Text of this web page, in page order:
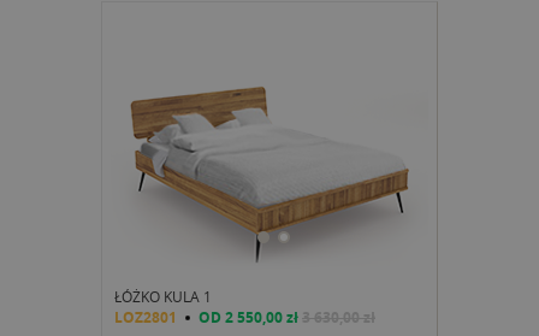
ŁÓŻKO KULA 1
LOZ2801 OD 2 550,00 zł3 630,00 zł